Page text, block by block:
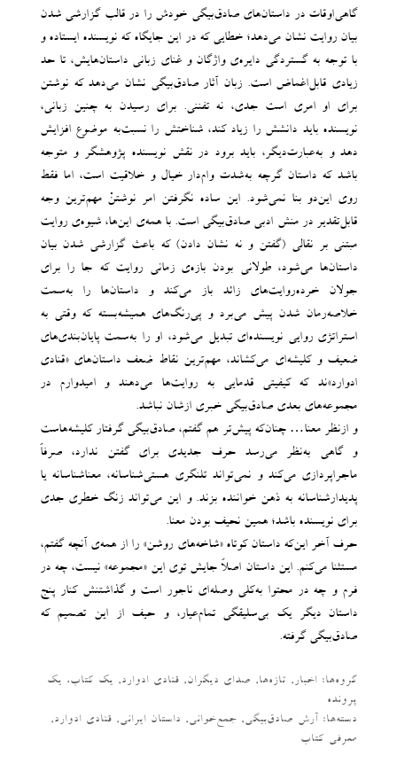
گاهی‌اوقات در داستان‌های صادق‌بیگی خودش را در قالب گزارشی شدن
بیان روایت نشان می‌دهد؛ خطایی که در این جایگاه که نویسنده ایستاده و
با توجه به گستردگی دایره‌ی واژگان و غنای زبانی داستان‌هایش، تا حد
زیادی قابل‌اغماض است. زبان آثار صادق‌بیگی نشان می‌دهد که نوشتن
برای او امری است جدی، نه تفننی. برای رسیدن به چنین زبانی،
نویسنده باید دانشش را زیاد کند، شناختش را نسبت‌به موضوع افزایش
دهد و به‌عبارت‌دیگر، باید برود در نقش نویسنده-پژوهشگر و متوجه
باشد که داستان گرچه به‌شدت وام‌دار خیال و خلاقیت است، اما فقط
روی این‌دو بنا نمی‌شود. این ساده نگرفتن امر نوشتنْ مهم‌ترین وجه
قابل‌تقدیر در منش ادبی صادق‌بیگی است. با همه‌ی این‌ها، شیوه‌ی روایت
مبتنی بر نقالی (گفتن و نه نشان دادن) که باعث گزارشی شدن بیان
داستان‌ها می‌شود، طولانی بودن بازه‌ی زمانی روایت که جا را برای
جولان خرده‌روایت‌های زائد باز می‌کند و داستان‌ها را به‌سمت
خلاصه‌رمان شدن پیش می‌برد و پی‌رنگ‌های همیشه‌بسته که وقتی به
استراتژی روایی نویسنده‌ای تبدیل می‌شود، او را به‌سمت پایان‌بندی‌های
ضعیف و کلیشه‌ای می‌کشاند، مهم‌ترین نقاط ضعف داستان‌های «قنادی
ادوارد»ند که کیفیتی قدمایی به روایت‌ها می‌دهند و امیدوارم در
مجموعه‌های بعدی صادق‌بیگی خبری ازشان نباشد.
و ازنظر معنا… چنان‌که پیش‌تر هم گفتم، صادق‌بیگی گرفتار کلیشه‌هاست
و گاهی به‌نظر می‌رسد حرف جدیدی برای گفتن ندارد، صرفاً
ماجراپردازی می‌کند و نمی‌تواند تلنگری هستی‌شناسانه، معناشناسانه یا
پدیدارشناسانه به ذهن خواننده بزند. و این می‌تواند زنگ خطری جدی
برای نویسنده باشد؛ همین نحیف بودن معنا.
حرف آخر این‌که داستان کوتاه «شاخه‌های روشن» را از همه‌ی آنچه گفتم،
مستثنا می‌کنم. این داستان اصلاً جایش توی این «مجموعه» نیست، چه در
فرم و چه در محتوا به‌کلی وصله‌ای ناجور است و گذاشتنش کنار پنج
داستان دیگر یک بی‌سلیقگی تمام‌عیار، و حیف از این تصمیم که
صادق‌بیگی گرفته.
گروه‌ها: اخبار, تازه‌ها, صدای دیگران, قنادی ادوارد, یک کتاب، یک
پرونده
دسته‌‌ها: آرش صادق‌بیگی, جمع‌خوانی, داستان ایرانی, قنادی ادوارد,
معرفی کتاب